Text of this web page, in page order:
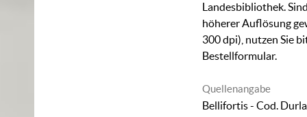
Landesbibliothek.
höherer Auflösung
300 dpi), nutzen Sie
Bestellformular.
Quellenangabe
Bellifortis - Cod.